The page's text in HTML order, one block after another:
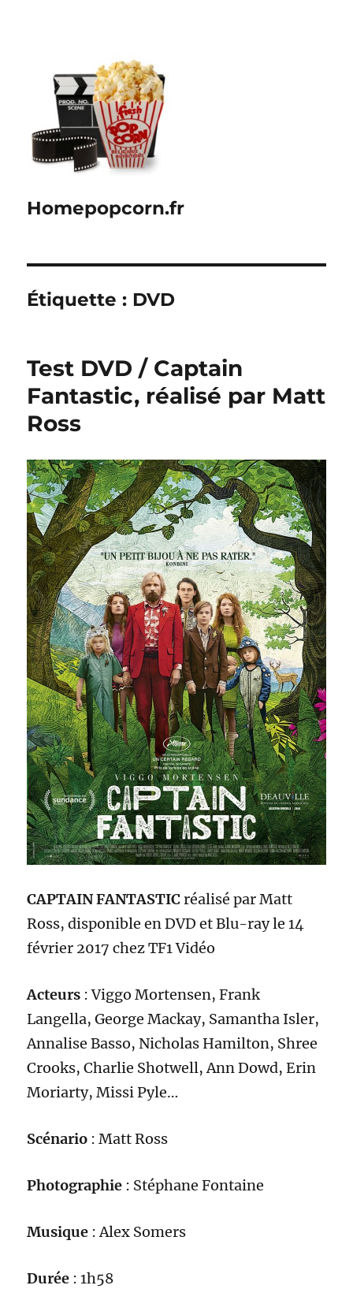
Homepopcorn.fr
Étiquette : DVD
Test DVD / Captain
Fantastic, réalisé par Matt
Ross
CAPTAIN FANTASTICréalisé parMatt
Ross, disponible en DVDet Blu-rayle 14
février 2017 chezTF1 Vidéo
Acteurs :Viggo Mortensen, Frank
Langella, George Mackay, Samantha Isler,
Annalise Basso, Nicholas Hamilton, Shree
Crooks, Charlie Shotwell, Ann Dowd, Erin
Moriarty, Missi Pyle…
Scénario :Matt Ross
Photographie : Stéphane Fontaine
Musique : Alex Somers
Durée : 1h58